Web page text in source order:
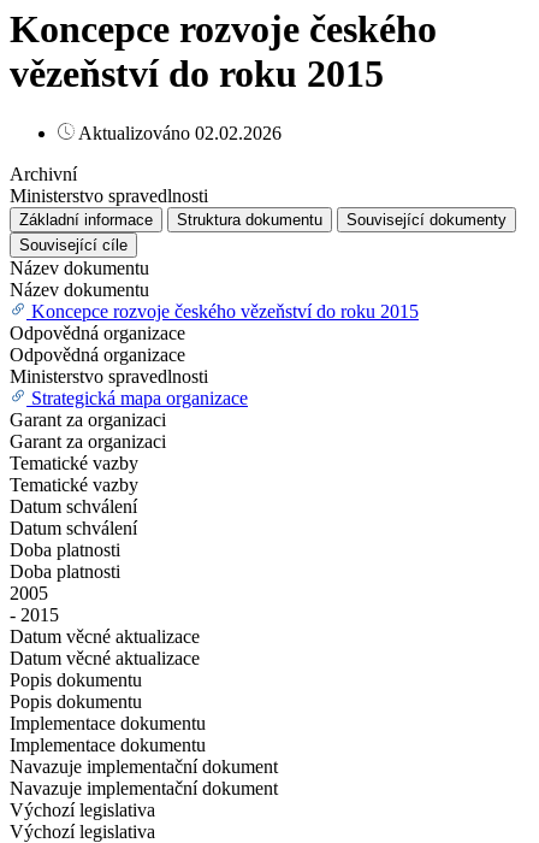
Koncepce rozvoje českého
vězeňství do roku 2015
Aktualizováno 02.02.2026
Archivní
Ministerstvo spravedlnosti
Základní informace Struktura dokumentu
Související dokumenty
Související cíle
Název dokumentu
Název dokumentu
Koncepce rozvoje českého vězeňství do roku 2015
Odpovědná organizace
Odpovědná organizace
Ministerstvo spravedlnosti
Strategická mapa organizace
Garant za organizaci
Garant za organizaci
Tematické vazby
Tematické vazby
Datum schválení
Datum schválení
Doba platnosti
Doba platnosti
2005
- 2015
Datum věcné aktualizace
Datum věcné aktualizace
Popis dokumentu
Popis dokumentu
Implementace dokumentu
Implementace dokumentu
Navazuje implementační dokument
Navazuje implementační dokument
Výchozí legislativa
Výchozí legislativa